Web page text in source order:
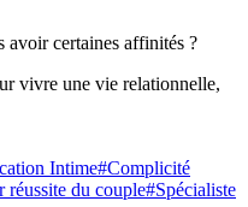
avoir certaines affinités ?
vivre une vie relationnelle,
Intime#Complicité
réussite du couple#Spécialiste